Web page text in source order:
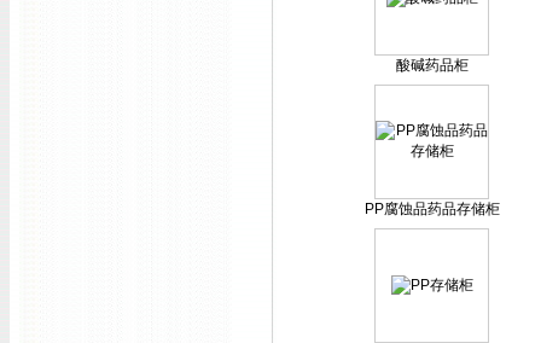
酸碱药品柜
PP腐蚀品药品存储柜